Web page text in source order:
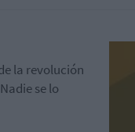
la revolución
se lo